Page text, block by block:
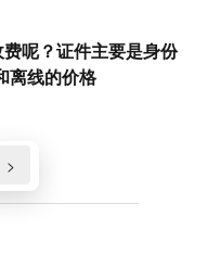
呢？证件主要是身份
离线的价格
>